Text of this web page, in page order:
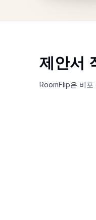
제안서
RoomFlip은 비포